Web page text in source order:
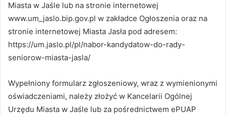
Miasta w Jaśle lub na stronie internetowej
www.um_jaslo.bip.gov.pl w zakładce Ogłoszenia oraz na
stronie internetowej Miasta Jasła pod adresem:
https://um.jaslo.pl/pl/nabor-kandydatow-do-rady-
seniorow-miasta-jasla/
Wypełniony formularz zgłoszeniowy, wraz z wymienionymi
oświadczeniami, należy złożyć w Kancelarii Ogólnej
Urzędu Miasta w Jaśle lub za pośrednictwem ePUAP